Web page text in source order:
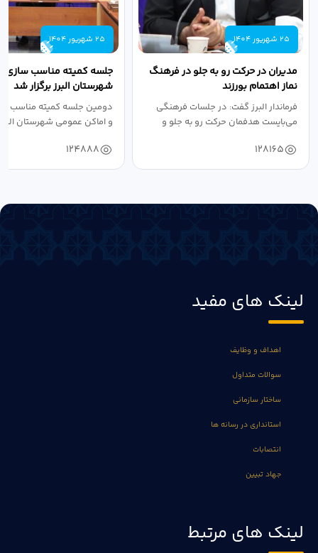
25 شهریور 1404
مدیران در حرکت رو به جلو در فرهنگ
نماز اهتمام بورزند
فرماندار البرز گفت: در جلسات فرهنگی
می‌بایست هدفمان حرکت رو به جلو و
128165
25 شهریور 1404
جلسه کمیته مناسب سازی
شهرستان البرز برگزار شد
دومین جلسه کمیته مناسب
و اماکن عمومی شهرستان
124888
لینک های مفید
اهداف و وظایف
سوالات متداول
ساختار سازمانی
استانداری در رسانه ها
انتصابات
جهاد تبیین
لینک های مرتبط